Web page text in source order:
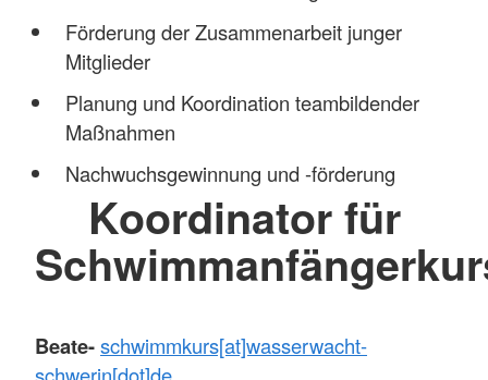
Förderung der Zusammenarbeit junger
Mitglieder
Planung und Koordination teambildender
Maßnahmen
Nachwuchsgewinnung und -förderung
Koordinator für
Beate-schwimmkurs[at]wasserwacht-
schwerin[dot]de